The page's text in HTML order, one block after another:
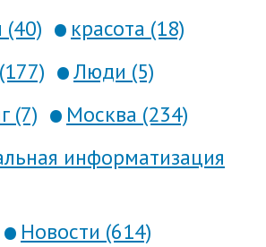
красота (18)
Люди (5)
(7)
Москва (234)
информатизация
Новости (614)